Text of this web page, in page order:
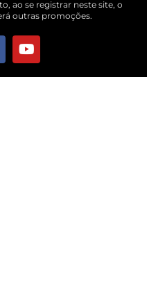
ao se registrar neste site, o
outras promoções.